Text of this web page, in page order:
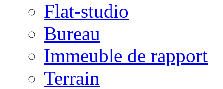
Flat-studio
Bureau
Immeuble de rapport
Terrain